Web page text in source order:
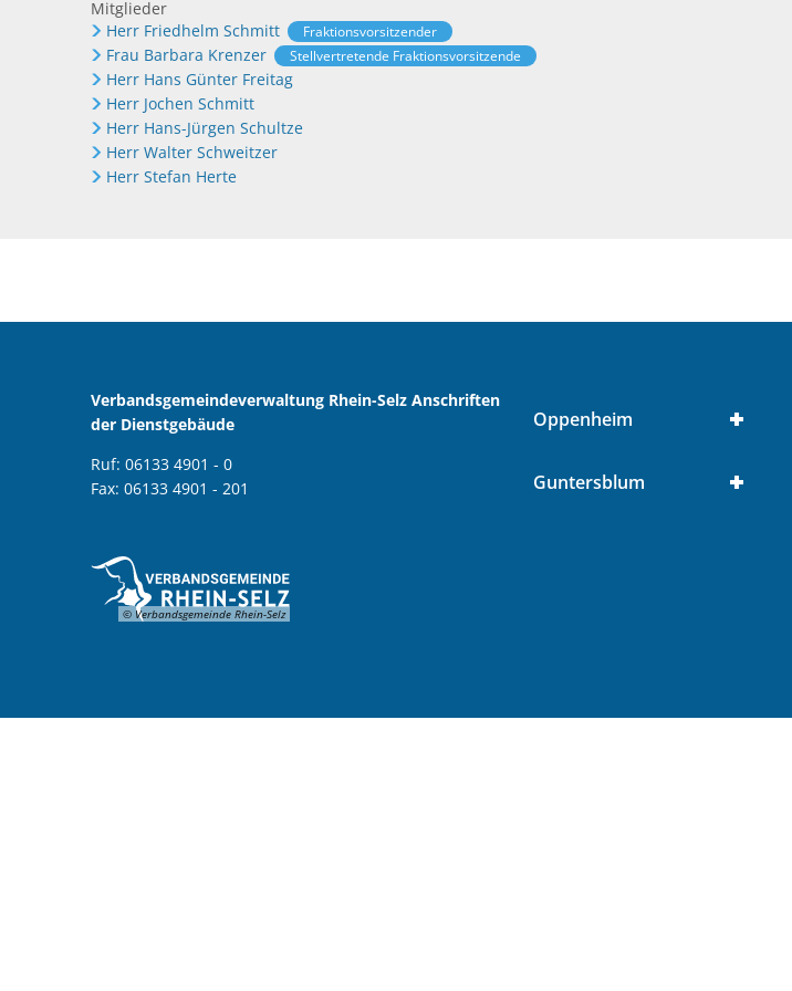
Mitglieder
Herr Friedhelm Schmitt
Fraktionsvorsitzender
Frau Barbara Krenzer Stellvertretende Fraktionsvorsitzende
Herr Hans Günter Freitag
Herr Jochen Schmitt
Herr Hans-Jürgen Schultze
Herr Walter Schweitzer
Herr Stefan Herte
Verbandsgemeindeverwaltung Rhein-Selz Anschriften
der Dienstgebäude
Ruf: 06133 4901 - 0
Fax: 06133 4901 - 201
© Verbandsgemeinde Rhein-Selz
Oppenheim
Guntersblum